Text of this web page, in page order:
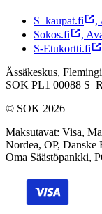
S–kaupat.fi ,
Sokos.fi
,
S-Etukortti.fi
Ässäkeskus,
SOK PL1 00088
© SOK 2026
Maksutavat: Visa,
Nordea, OP, Danske
Oma Säästöpankki,